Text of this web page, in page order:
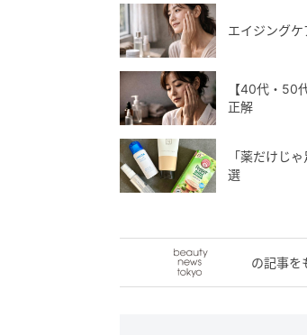
エイジングケ
【40代・50
正解
「薬だけじ
選
の記事を